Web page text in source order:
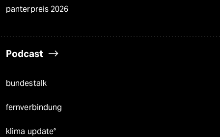
panterpreis 2026
Podcast
bundestalk
fernverbindung
klima update°